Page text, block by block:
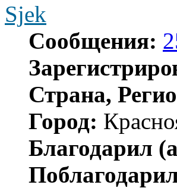
Sjek
Сообщения:
Страна,
Город:
Благодарил